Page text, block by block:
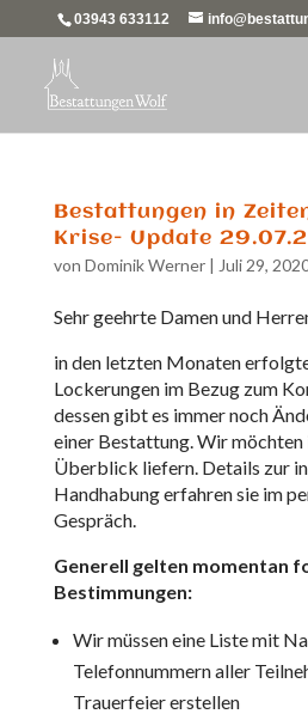
03943 633112
Bestattungen in
Krise- Update
von Dominik Werner| Juli 29,
Sehr geehrte Damen und
in den letzten Monaten
Lockerungen im Bezug zum
dessen gibt es immer noch
einer Bestattung. Wir möchten
Überblick liefern. Details zur
Handhabung erfahren sie im
Gespräch.
Generell gelten momentan
Bestimmungen:
Wir müssen eine Liste mit
Telefonnummern aller
Trauerfeier erstellen